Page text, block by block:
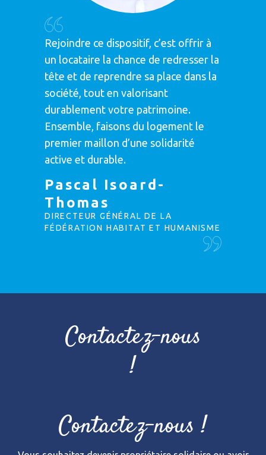
Rejoindre ce dispositif, c’est offrir à
un locataire la chance de redresser la
tête et de reprendre sa place dans la
société, tout en valorisant
durablement votre patrimoine.
Ensemble, faisons du logement le
premier maillon d’une solidarité
active et durable.
Pascal Isoard-
Thomas
DIRECTEUR GÉNÉRAL DE LA
FÉDÉRATION HABITAT ET HUMANISME
Contactez-nous
!
Contactez-nous !